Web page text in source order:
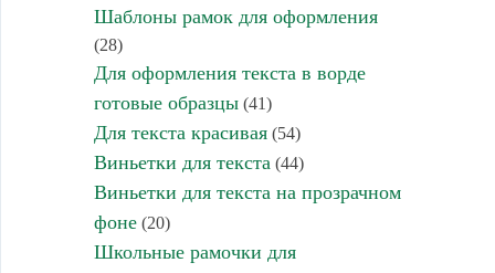
Шаблоны рамок для оформления
(28)
Для оформления текста в ворде
готовые образцы(41)
Для текста красивая(54)
Виньетки для текста (44)
Виньетки для текста на прозрачном
фоне(20)
Школьные рамочки для